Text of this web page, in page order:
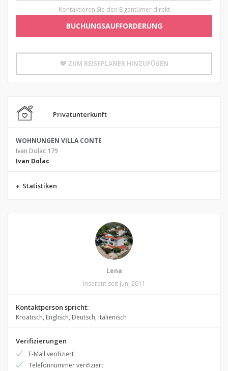
Kontaktieren Sie den Eigentümer direkt
BUCHUNGSAUFFORDERUNG
ZUM REISEPLANER HINZUFÜGEN
Privatunterkunft
WOHNUNGEN VILLA CONTE
Ivan Dolac 179
Ivan Dolac
+ Statistiken
Lena
Inserent seit Jun, 2011
Kontaktperson spricht:
Kroatisch, Englisch, Deutsch, Italienisch
Verifizierungen
E-Mail verifiziert
Telefonnummer verifiziert